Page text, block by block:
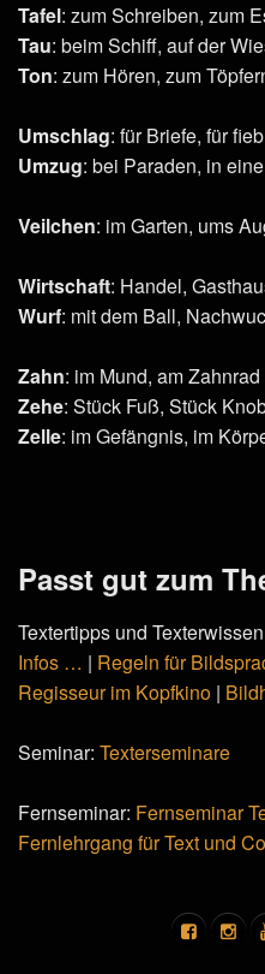
Tafel: zum Schreiben, zum
Tau: beim Schiff, auf der
Ton: zum Hören, zum
Umschlag: für Briefe, für
Umzug: bei Paraden, in
Veilchen: im Garten, ums
Wirtschaft: Handel,
Wurf: mit dem Ball,
Zahn: im Mund, am Zahnrad
Zehe: Stück Fuß, Stück
Zelle: im Gefängnis, im
Passt gut zum
Textertipps und
Infos … | Regeln für
Regisseur im Kopfkino |
Seminar: Texterseminare
Fernseminar: Fernseminar
Fernlehrgang für Text und